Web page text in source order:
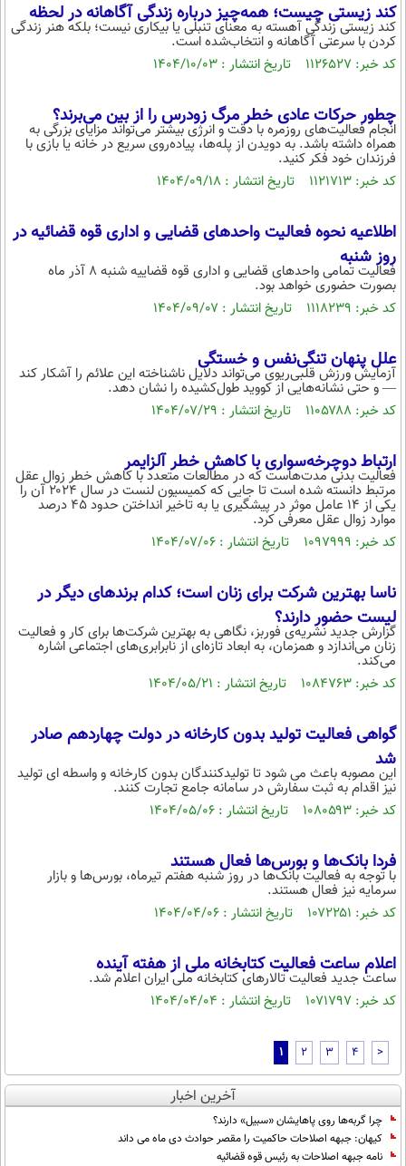
کند زیستی چیست؛ همه‌چیز درباره زندگی آگاهانه در لحظه
کند زیستی زندگی آهسته به معنای تنبلی یا بیکاری نیست؛ بلکه هنر زندگی
کردن با سرعتی آگاهانه و انتخاب‌شده است.
کد خبر: ۱۱۲۶۵۲۷ تاریخ انتشار : ۱۴۰۴/۱۰/۰۳
چطور حرکات عادی خطر مرگ زودرس را از بین می‌برند؟
انجام فعالیت‌های روزمره با دقت و انرژی بیشتر می‌تواند مزایای بزرگی به
همراه داشته باشد. به دویدن از پله‌ها، پیاده‌روی سریع در خانه یا بازی با
فرزندان خود فکر کنید.
کد خبر: ۱۱۲۱۷۱۳ تاریخ انتشار : ۱۴۰۴/۰۹/۱۸
اطلاعیه نحوه فعالیت واحدهای قضایی و اداری قوه قضائیه در
روز شنبه
فعالیت تمامی واحدهای قضایی و اداری قوه قضاییه شنبه ۸ آذر ماه
بصورت حضوری خواهد بود.
کد خبر: ۱۱۱۸۲۳۹ تاریخ انتشار : ۱۴۰۴/۰۹/۰۷
علل پنهان تنگی‌نفس و خستگی
آزمایش ورزش قلبی‌ریوی می‌تواند دلایل ناشناخته این علائم را آشکار کند
— و حتی نشانه‌هایی از کووید طول‌کشیده را نشان دهد.
کد خبر: ۱۱۰۵۷۸۸ تاریخ انتشار : ۱۴۰۴/۰۷/۲۹
ارتباط دوچرخه‌سواری با کاهش خطر آلزایمر
فعالیت بدنی مدت‌هاست که در مطالعات متعدد با کاهش خطر زوال عقل
مرتبط دانسته شده است تا جایی که کمیسیون لنست در سال ۲۰۲۴ آن را
یکی از ۱۴ عامل موثر در پیشگیری یا به تاخیر انداختن حدود ۴۵ درصد
موارد زوال عقل معرفی کرد.
کد خبر: ۱۰۹۷۹۹۹ تاریخ انتشار : ۱۴۰۴/۰۷/۰۶
ناسا بهترین شرکت برای زنان است؛ کدام برندهای دیگر در
لیست حضور دارند؟
گزارش جدید نشریه‌ی فوربز، نگاهی به بهترین شرکت‌ها برای کار و فعالیت
زنان می‌اندازد و همزمان، به ابعاد تازه‌ای از نابرابری‌های اجتماعی اشاره
می‌کند.
کد خبر: ۱۰۸۴۷۶۳ تاریخ انتشار : ۱۴۰۴/۰۵/۲۱
گواهی فعالیت تولید بدون کارخانه در دولت چهاردهم صادر
شد
این مصوبه باعث می شود تا تولیدکنندگان بدون کارخانه و واسطه ای تولید
نیز اقدام به ثبت سفارش در سامانه جامع تجارت کنند.
کد خبر: ۱۰۸۰۵۹۳ تاریخ انتشار : ۱۴۰۴/۰۵/۰۶
فردا بانک‌ها و بورس‌ها فعال هستند
با توجه به فعالیت بانک‌ها در روز شنبه هفتم تیرماه، بورس‌ها و بازار
سرمایه نیز فعال هستند.
کد خبر: ۱۰۷۲۲۵۱ تاریخ انتشار : ۱۴۰۴/۰۴/۰۶
اعلام ساعت فعالیت کتابخانه ملی از هفته آینده
ساعت جدید فعالیت تالارهای کتابخانه ملی ایران اعلام شد.
کد خبر: ۱۰۷۱۷۹۷ تاریخ انتشار : ۱۴۰۴/۰۴/۰۴
1 2 3 4 >
آخرین اخبار
چرا گربه‌ها روی پاهایشان «سبیل» دارند؟
کیهان: جبهه اصلاحات حاکمیت را مقصر حوادث دی ماه می داند
نامه جبهه اصلاحات به رئیس قوه قضائیه